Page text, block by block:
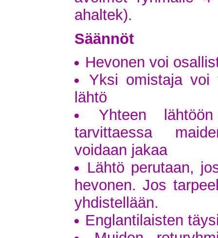
ahaltek).
Säännöt
Hevonen voi
Yksi omistaja
lähtö
Yhteen
tarvittaessa
voidaan jakaa
Lähtö perutaan,
hevonen. Jos
yhdistellään.
Englantilaisten